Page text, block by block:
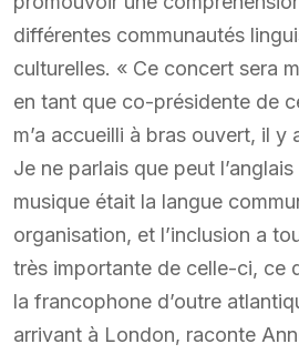
différentes communautés
culturelles. « Ce concert sera
en tant que co-présidente de
m’a accueilli à bras ouvert, il y
Je ne parlais que peut
musique était la langue
organisation, et l’inclusion a
très importante de celle-ci, ce
la francophone d’outre
arrivant à London, raconte